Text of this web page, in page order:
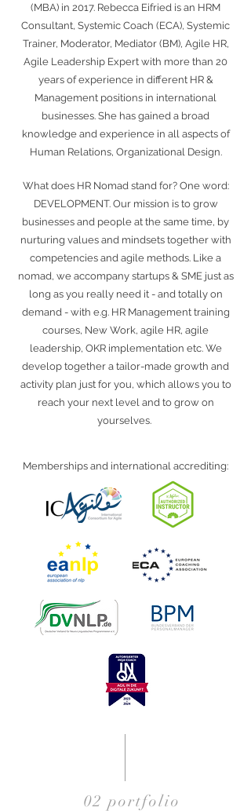
(MBA) in 2017. Rebecca Eifried is an HRM
Consultant, Systemic Coach (ECA), Systemic
Trainer, Moderator, Mediator (BM), Agile HR,
Agile Leadership Expert with more than 20
years of experience in different HR &
Management positions in international
businesses. She has gained a broad
knowledge and experience in all aspects of
Human Relations, Organizational Design.
What does HR Nomad stand for? One word:
DEVELOPMENT. Our mission is to grow
businesses and people at the same time, by
nurturing values and mindsets together with
competencies and agile methods. Like a
nomad, we accompany startups & SME just as
long as you really need it - and totally on
demand - with e.g. HR Management training
courses, New Work, agile HR, agile
leadership, OKR implementation etc. We
develop together a tailor-made growth and
activity plan just for you, which allows you to
reach your next level and to grow on
yourselves.
Memberships and international accrediting:
02 portfolio